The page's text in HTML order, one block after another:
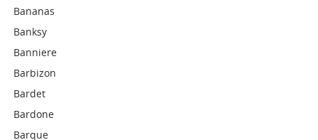
Bananas
Banksy
Banniere
Barbizon
Bardet
Bardone
Barque